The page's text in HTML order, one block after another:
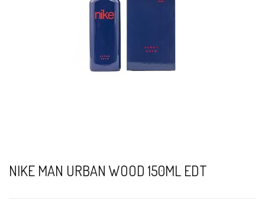
NIKE MAN URBAN WOOD 150ML EDT